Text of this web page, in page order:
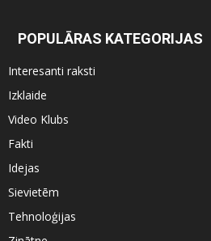
POPULĀRAS KATEGORIJAS
Interesanti raksti
Izklaide
Video Klubs
Fakti
Idejas
Sievietēm
Tehnoloģijas